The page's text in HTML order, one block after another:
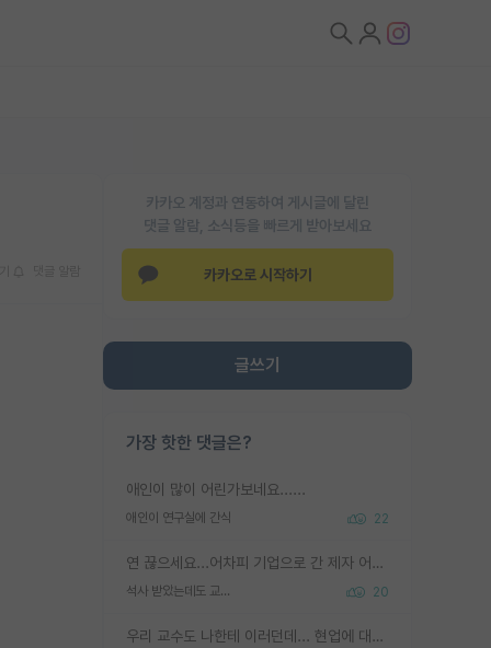
카카오 계정과 연동하여 게시글에 달린
댓글 알람, 소식등을 빠르게 받아보세요
카카오로 시작하기
글쓰기
가장 핫한 댓글은?
애인이 많이 어린가보네요......
애인이 연구실에 간식 22
연 끊으세요...어차피 기업으로 간 제자 어떻게 못합니다. 기업에서는 교수들 사기꾼으로 보는 시선도 강하고, 앞에서나 교수님하고 떠받들어주지 많이 무시합니다. 영향력도 0에 수렴합니다. 그리고 생각해보십시오. 석사로 기업간 제자가 무슨 힘이 있다고 과제를 달라고 합니까? 말만 교수지 무능력자라고 생각합니다. 세금이 아깝습니다.
석사 받았는데도 교수랑 연락한다. 20
우리 교수도 나한테 이러던데... 현업에 대해 이해가 전혀 없고, 자기 말이면 다 되는 줄 알고. 학위동안 지도는 커녕 잡일만 시켜놓고 이제와서 주기적으로 연락 없으면 싸가지 없는 제자가 되버림.